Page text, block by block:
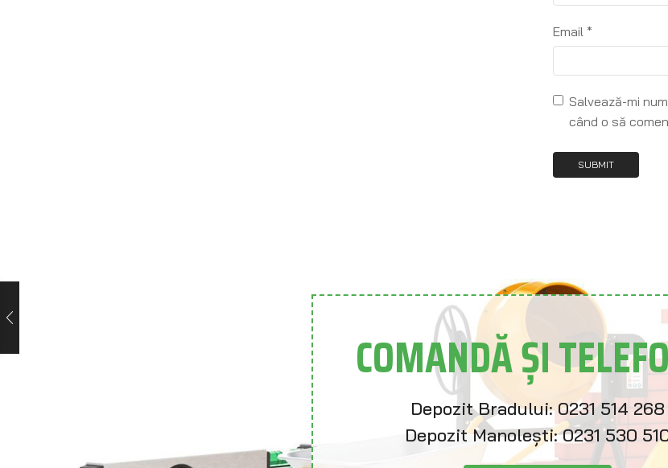
Email *
Salvează-mi
când o să
COMANDĂ ȘI
Depozit Bradului:0231 514 268
Depozit Manolești:0231 530